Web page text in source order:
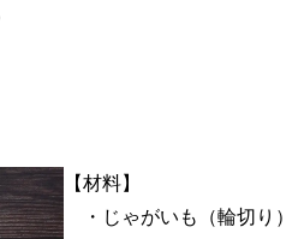
【材料】
・じゃがいも（輪切り）